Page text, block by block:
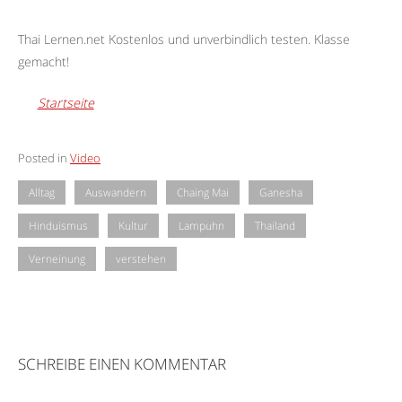
Thai Lernen.net Kostenlos und unverbindlich testen. Klasse
gemacht!
Startseite
Posted in Video
Alltag Auswandern Chaing Mai Ganesha
Hinduismus Kultur Lampuhn Thailand
Verneinung verstehen
SCHREIBE EINEN KOMMENTAR